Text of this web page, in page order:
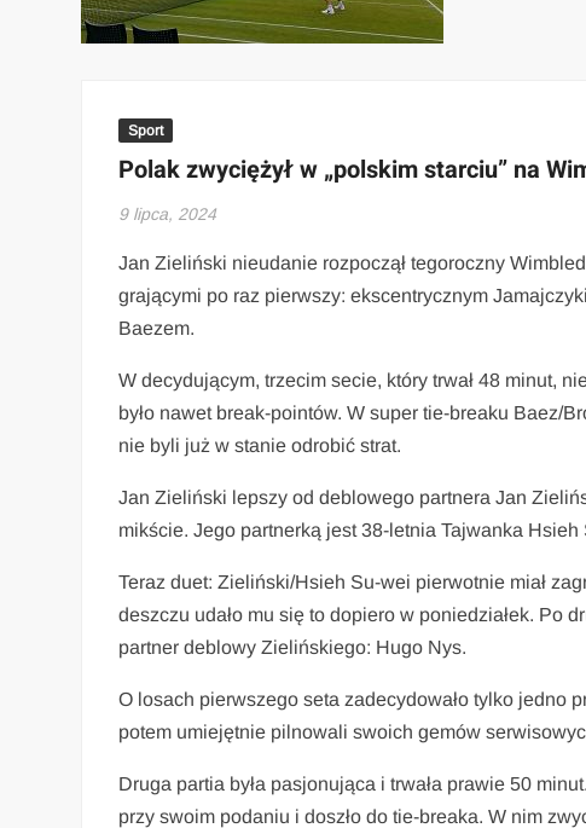
Sport
Polak zwyciężył w „polskim starciu” na
9 lipca, 2024
Jan Zieliński nieudanie rozpoczął tegoroczny
grającymi po raz pierwszy: ekscentrycznym
Baezem.
W decydującym, trzecim secie, który trwał 48 minut,
było nawet break-pointów. W super tie-breaku Baez/
nie byli już w stanie odrobić strat.
Jan Zieliński lepszy od deblowego partnera Jan
mikście. Jego partnerką jest 38-letnia Tajwanka Hsieh
Teraz duet: Zieliński/Hsieh Su-wei pierwotnie miał
deszczu udało mu się to dopiero w poniedziałek. Po
partner deblowy Zielińskiego: Hugo Nys.
O losach pierwszego seta zadecydowało tylko jedno
potem umiejętnie pilnowali swoich gemów
Druga partia była pasjonująca i trwała prawie 50
przy swoim podaniu i doszło do tie-breaka. W nim